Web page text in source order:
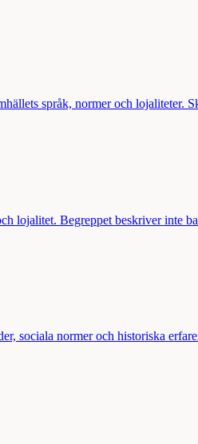
språk, normer och lojaliteter.
lojalitet. Begreppet beskriver inte
sociala normer och historiska